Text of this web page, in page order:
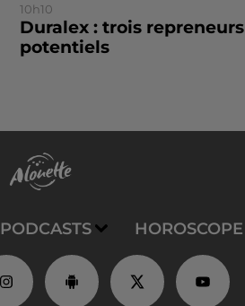
10h10
Duralex : trois repreneurs
potentiels
PODCASTS HOROSCOPE